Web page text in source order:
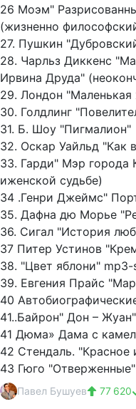
26 Моэм"
(жизненно
27. Пушкин
28. Чарльз Диккенс
Ирвина Друда"
29. Лондон "Маленькая
30. Голдлинг
31. Б. Шоу "Пигмалион"
32. Оскар Уайльд "Как
33. Гарди" Мэр города
иженской судьбе)
34 .Генри Джеймс"
35. Дафна дю Морье
36. Сигал "История
37 Питер Устинов
38. "Цвет яблони"
39. Евгения Прайс
40
41..Байрон" Дон –
41 Дюма» Дама с
42 Стендаль.
43 Гюго
Павел Бушуев 77 620